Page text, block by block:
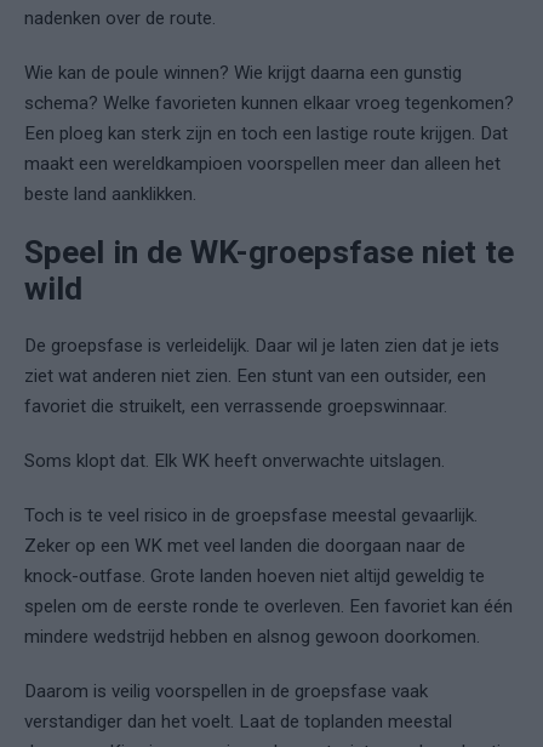
nadenken over de route.
Wie kan de poule winnen? Wie krijgt daarna een gunstig
schema? Welke favorieten kunnen elkaar vroeg tegenkomen?
Een ploeg kan sterk zijn en toch een lastige route krijgen. Dat
maakt een wereldkampioen voorspellen meer dan alleen het
beste land aanklikken.
Speel in de WK-groepsfase niet te
wild
De groepsfase is verleidelijk. Daar wil je laten zien dat je iets
ziet wat anderen niet zien. Een stunt van een outsider, een
favoriet die struikelt, een verrassende groepswinnaar.
Soms klopt dat. Elk WK heeft onverwachte uitslagen.
Toch is te veel risico in de groepsfase meestal gevaarlijk.
Zeker op een WK met veel landen die doorgaan naar de
knock-outfase. Grote landen hoeven niet altijd geweldig te
spelen om de eerste ronde te overleven. Een favoriet kan één
mindere wedstrijd hebben en alsnog gewoon doorkomen.
Daarom is veilig voorspellen in de groepsfase vaak
verstandiger dan het voelt. Laat de toplanden meestal